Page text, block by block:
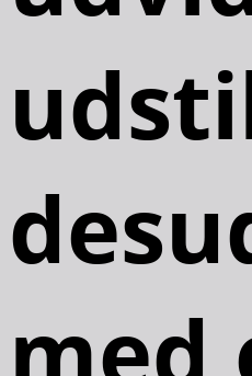
med